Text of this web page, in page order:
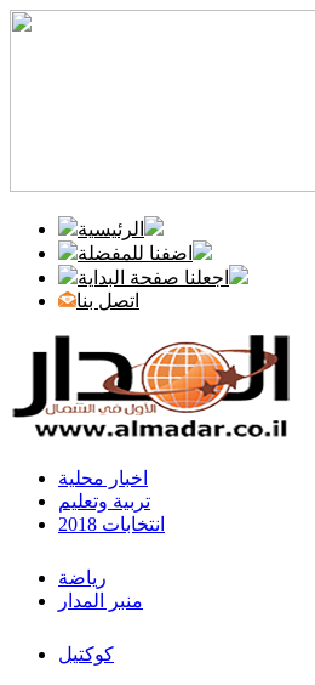
الرئيسية
اضفنا للمفضلة
اجعلنا صفحة البداية
اتصل بنا
اخبار محلية
تربية وتعليم
انتخابات 2018
رياضة
منبر المدار
كوكتيل